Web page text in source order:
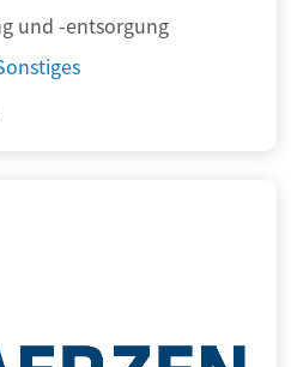
und -entsorgung